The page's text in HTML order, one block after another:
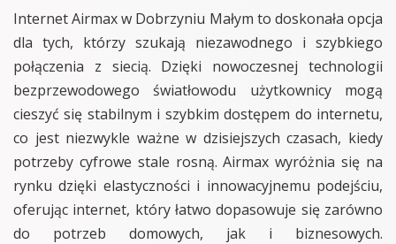
Internet Airmax w Dobrzyniu Małym to doskonała opcja
dla tych, którzy szukają niezawodnego i szybkiego
połączenia z siecią. Dzięki nowoczesnej technologii
bezprzewodowego światłowodu użytkownicy mogą
cieszyć się stabilnym i szybkim dostępem do internetu,
co jest niezwykle ważne w dzisiejszych czasach, kiedy
potrzeby cyfrowe stale rosną. Airmax wyróżnia się na
rynku dzięki elastyczności i innowacyjnemu podejściu,
oferując internet, który łatwo dopasowuje się zarówno
do potrzeb domowych, jak i biznesowych.